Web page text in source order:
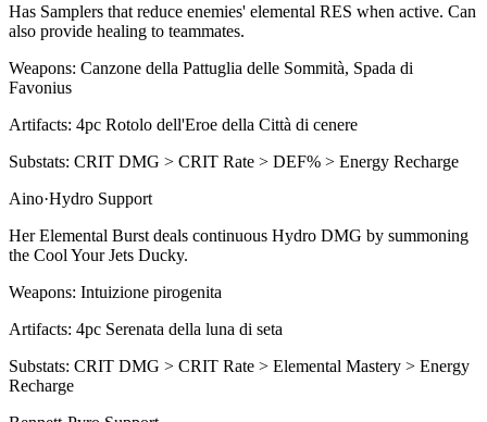
Has Samplers that reduce enemies' elemental RES when active. Can
also provide healing to teammates.
Weapons: Canzone della Pattuglia delle Sommità, Spada di
Favonius
Artifacts: 4pc Rotolo dell'Eroe della Città di cenere
Substats: CRIT DMG > CRIT Rate > DEF% > Energy Recharge
Aino·Hydro Support
Her Elemental Burst deals continuous Hydro DMG by summoning
the Cool Your Jets Ducky.
Weapons: Intuizione pirogenita
Artifacts: 4pc Serenata della luna di seta
Substats: CRIT DMG > CRIT Rate > Elemental Mastery > Energy
Recharge